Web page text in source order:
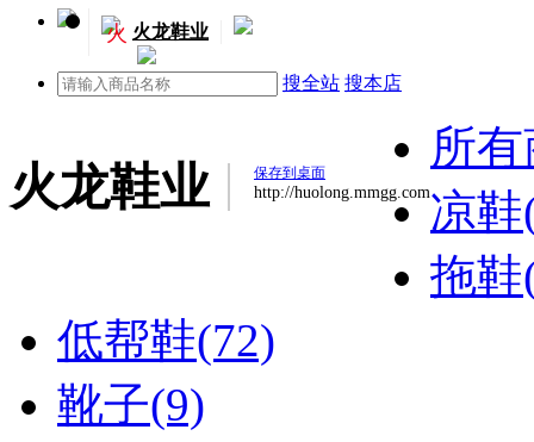
火 火龙鞋业
搜全站 搜本店
火龙鞋业 保存到桌面
http://huolong.mmgg.com
所
凉鞋
拖鞋
低帮鞋(72)
靴子(9)